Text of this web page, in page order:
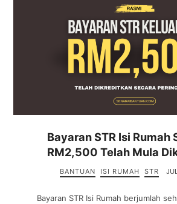
Bayaran STR Isi Rumah
RM2,500 Telah Mula
BANTUAN ISI RUMAH STR
Bayaran STR Isi Rumah berjumlah